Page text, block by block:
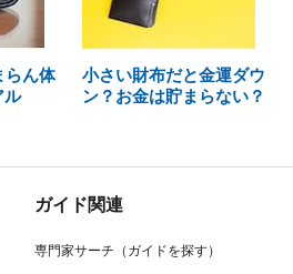
らん体
ル
小さい財布だと金運ダウ
ン？お金は貯まらない？
ガイド関連
専門家サーチ（ガイドを探す）